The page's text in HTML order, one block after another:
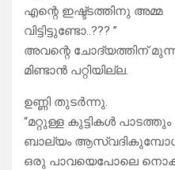
എന്റെ ഇഷ്ട്ടത്തിനു അമ്മ
വിട്ടിട്ടുണ്ടോ..??? ”
അവന്റെ ചോദ്യത്തിന്
മിണ്ടാൻ പറ്റിയില്ല.
ഉണ്ണി തുടർന്നു.
“മറ്റുള്ള കുട്ടികൾ
ബാല്യം
ഒരു പാവയെപോലെ